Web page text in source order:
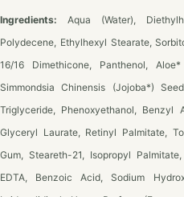
Ingredients: Aqua (Water),
Polydecene, Ethylhexyl Stearate,
16/16 Dimethicone, Panthenol,
Simmondsia Chinensis (Jojoba*)
Triglyceride, Phenoxyethanol, Benzyl
Glyceryl Laurate, Retinyl Palmitate,
Gum, Steareth-21, Isopropyl
EDTA, Benzoic Acid, Sodium